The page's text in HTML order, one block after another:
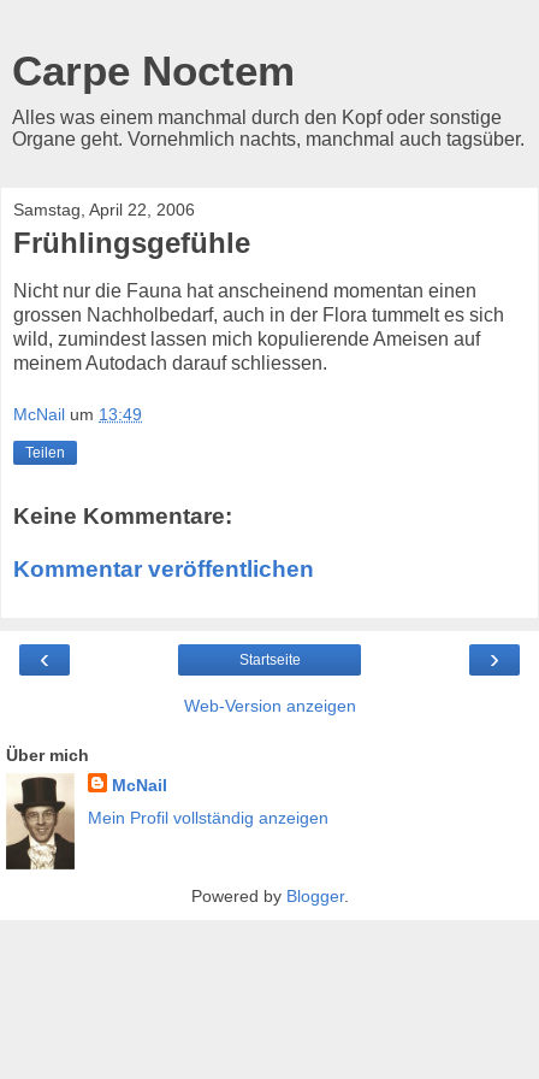
Carpe Noctem
Alles was einem manchmal durch den Kopf oder sonstige
Organe geht. Vornehmlich nachts, manchmal auch tagsüber.
Samstag, April 22, 2006
Frühlingsgefühle
Nicht nur die Fauna hat anscheinend momentan einen
grossen Nachholbedarf, auch in der Flora tummelt es sich
wild, zumindest lassen mich kopulierende Ameisen auf
meinem Autodach darauf schliessen.
McNail um 13:49
Teilen
Keine Kommentare:
Kommentar veröffentlichen
‹ ›
Startseite
Web-Version anzeigen
Über mich
McNail
Mein Profil vollständig anzeigen
Powered by Blogger.